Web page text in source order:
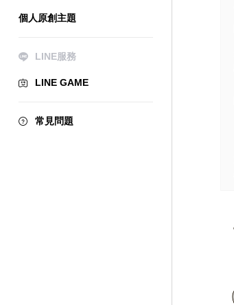
個人原創主題
LINE服務
LINE GAME
常見問題